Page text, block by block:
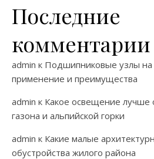
Последние
комментарии
admin к Подшипниковые узлы на
применение и преимущества
admin к Какое освещение лучше
газона и альпийской горки
admin к Какие малые
обустройства жилого района